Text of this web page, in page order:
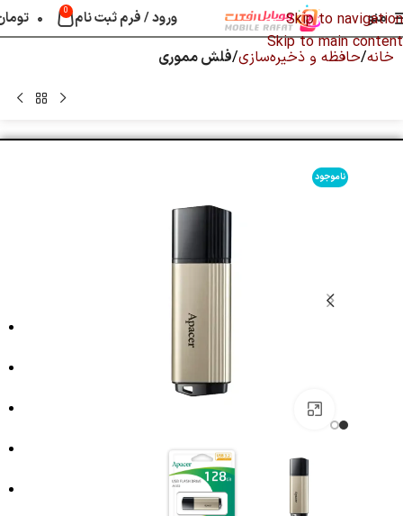
Skip to navigation
Skip to main content
منو ورود / فرم ثبت نام 0 ۰
خانه حافظه و ذخیره‌سازی فلش مموری
ناموجود